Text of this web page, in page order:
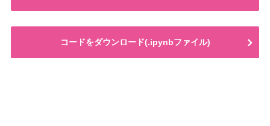
コードをダウンロード(.ipynbファイル)